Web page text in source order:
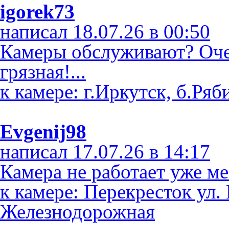
igorek73
написал 18.07.26 в 00:50
Камеры обслуживают?
грязная!...
к камере: г.Иркутск,
Evgenij98
написал 17.07.26 в 14:17
Камера не работает уже
к камере: Перекресток
Железнодорожная